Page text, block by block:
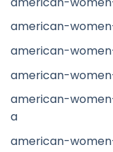
american-
american-
american-
american-
a
american-